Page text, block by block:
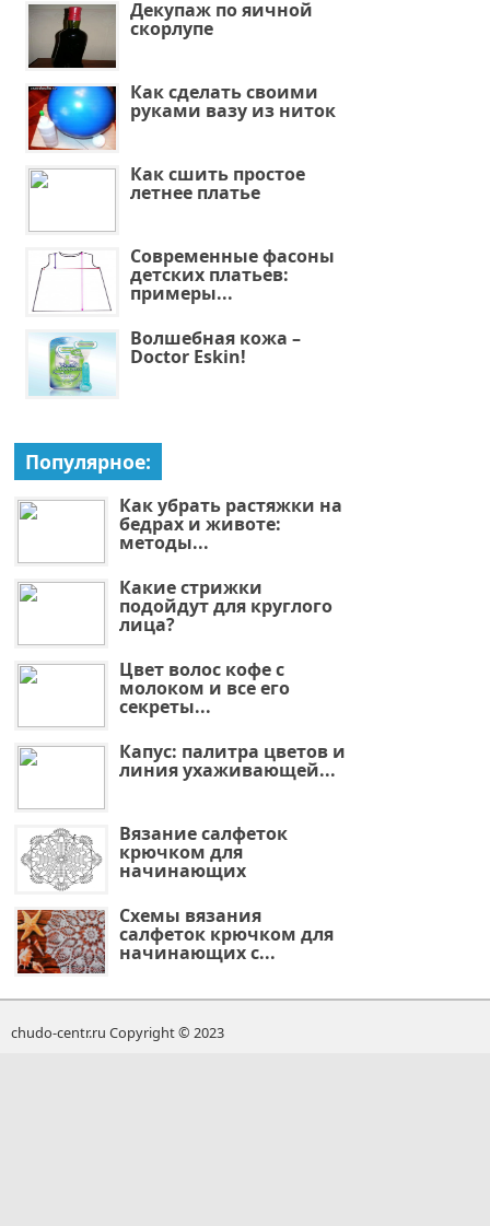
Декупаж по яичной
скорлупе
Как сделать своими
руками вазу из ниток
Как сшить простое
летнее платье
Современные фасоны
детских платьев:
примеры...
Волшебная кожа –
Doctor Eskin!
Популярное:
Как убрать растяжки на
бедрах и животе:
методы...
Какие стрижки
подойдут для круглого
лица?
Цвет волос кофе с
молоком и все его
секреты...
Капус: палитра цветов и
линия ухаживающей...
Вязание салфеток
крючком для
начинающих
Схемы вязания
салфеток крючком для
начинающих с...
chudo-centr.ru Copyright © 2023